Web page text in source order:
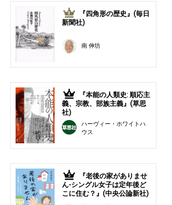
3
『四角形の歴史』(毎日
新聞社)
南 伸坊
4
『本能の人類史: 順応主
義、宗教、部族主義』(草思
社)
ハーヴィー・ホワイトハ
ウス
5
『老後の家がありませ
ん-シングル女子は定年後ど
こに住む？』(中央公論新社)